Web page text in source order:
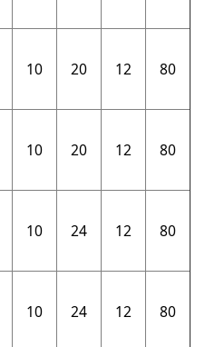
10 20 12 80
10 20 12 80
10 24 12 80
10 24 12 80